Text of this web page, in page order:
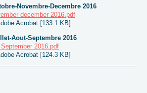
Novembre-Decembre 2016
december 2016.pdf
Acrobat [133.1 KB]
Aout-Septembre 2016
2016.pdf
Acrobat [124.3 KB]